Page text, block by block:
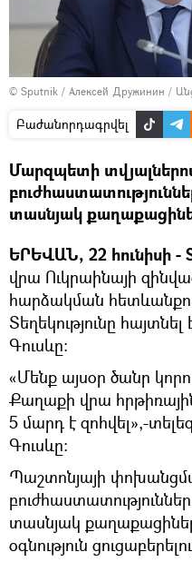
© Sputnik / Алексей Дружинин /
Բաժանորդագրվել
Մարզպետի
տասնյակ
ԵՐԵՎԱՆ, 22 հունիսի -
վրա Ուկրաինայի
հարձակման
Տեղեկությունը
Գուսևը:
«Մենք այսօր ծանր
Քաղաքի վրա
5 մարդ է զոհվել»,-
Գուսևը։
Պաշտոնյայի
տասնյակ
օգնություն